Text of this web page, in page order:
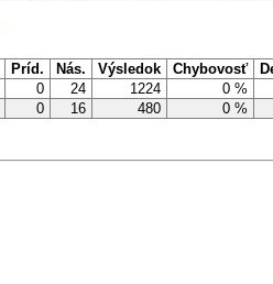
Príd. Nás. Výsledok Chybovosť
0 24 1224
0 %
0 16 480 0 %